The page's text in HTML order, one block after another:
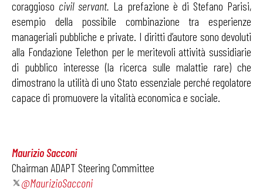
coraggioso civil servant. La prefazione è di Stefano Parisi,
esempio della possibile combinazione tra esperienze
manageriali pubbliche e private. I diritti d’autore sono devoluti
alla Fondazione Telethon per le meritevoli attività sussidiarie
di pubblico interesse (la ricerca sulle malattie rare) che
dimostrano la utilità di uno Stato essenziale perché regolatore
capace di promuovere la vitalità economica e sociale.
Maurizio Sacconi
Chairman ADAPT Steering Committee
@MaurizioSacconi